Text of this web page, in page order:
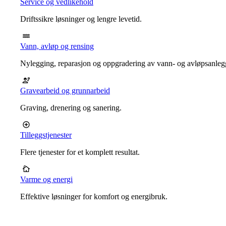
Driftssikre løsninger og lengre levetid.
Vann, avløp og rensing
Nylegging, reparasjon og oppgradering av vann- og
Gravearbeid og grunnarbeid
Graving, drenering og sanering.
Tilleggstjenester
Flere tjenester for et komplett resultat.
Varme og energi
Effektive løsninger for komfort og energibruk.